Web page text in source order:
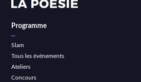
Programme
Slam
Tous les événements
Ateliers
Concours